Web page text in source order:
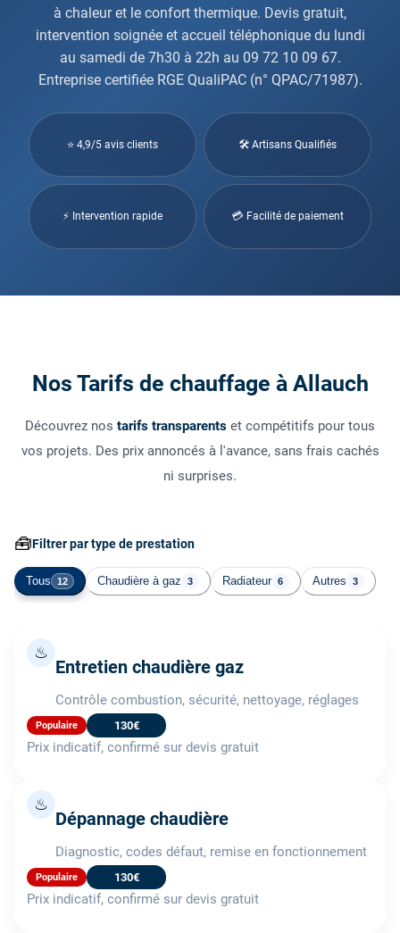
à chaleur et le confort thermique. Devis gratuit,
intervention soignée et accueil téléphonique du lundi
au samedi de 7h30 à 22h au 09 72 10 09 67.
Entreprise certifiée RGE QualiPAC (n° QPAC/71987).
⭐ 4,9/5 avis clients 🛠 Artisans Qualifiés
⚡ Intervention rapide 💳 Facilité de paiement
Nos Tarifs de chauffage à Allauch
Découvrez nos tarifs transparents et compétitifs pour tous
vos projets. Des prix annoncés à l'avance, sans frais cachés
ni surprises.
🧰Filtrer par type de prestation
Tous 12 Chaudière à gaz 3 Radiateur 6 Autres 3
♨
Entretien chaudière gaz
Contrôle combustion, sécurité, nettoyage, réglages
Populaire 130€
Prix indicatif, confirmé sur devis gratuit
♨
Dépannage chaudière
Diagnostic, codes défaut, remise en fonctionnement
Populaire 130€
Prix indicatif, confirmé sur devis gratuit